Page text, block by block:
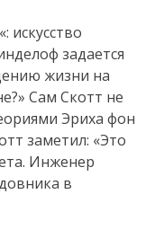
искусство
задается
жизни на
Сам Скотт не
Эриха фон
заметил: «Это
Инженер
в